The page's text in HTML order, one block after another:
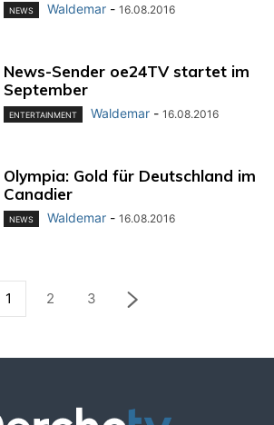
NEWS Waldemar - 16.08.2016
News-Sender oe24TV startet im
September
ENTERTAINMENT Waldemar - 16.08.2016
Olympia: Gold für Deutschland im
Canadier
NEWS Waldemar - 16.08.2016
1 2 3